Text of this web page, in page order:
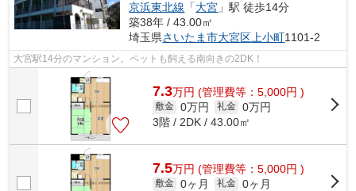
京浜東北線 「大宮 」駅 徒歩14分
築38年 / 43.00㎡
埼玉県さいたま市大宮区 上小町1101-2
大宮駅14分のマンション。ペットも飼える南向きの2DK！
7.3万円 (管理費等：5,000円 )
敷金 0万円 礼金 0万円
3階 / 2DK / 43.00㎡
7.5万円 (管理費等：5,000円 )
敷金 0ヶ月 礼金 0ヶ月